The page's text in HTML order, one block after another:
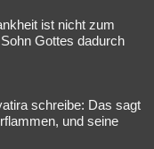
ist nicht zum
Gottes dadurch
schreibe: Das sagt
und seine